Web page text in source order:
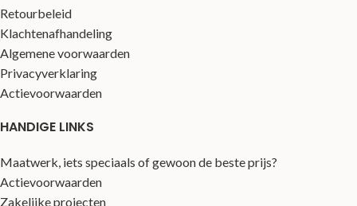
Retourbeleid
Klachtenafhandeling
Algemene voorwaarden
Privacyverklaring
Actievoorwaarden
HANDIGE LINKS
Maatwerk, iets speciaals of gewoon de beste prijs?
Actievoorwaarden
Zakelijke projecten